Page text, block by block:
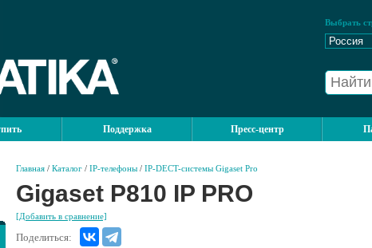
Выбрать
Поддержка Пресс-центр
Главная / Каталог / IP-телефоны / IP-DECT-системы Gigaset Pro
Gigaset P810 IP PRO
[Добавить в сравнение]
Поделиться: